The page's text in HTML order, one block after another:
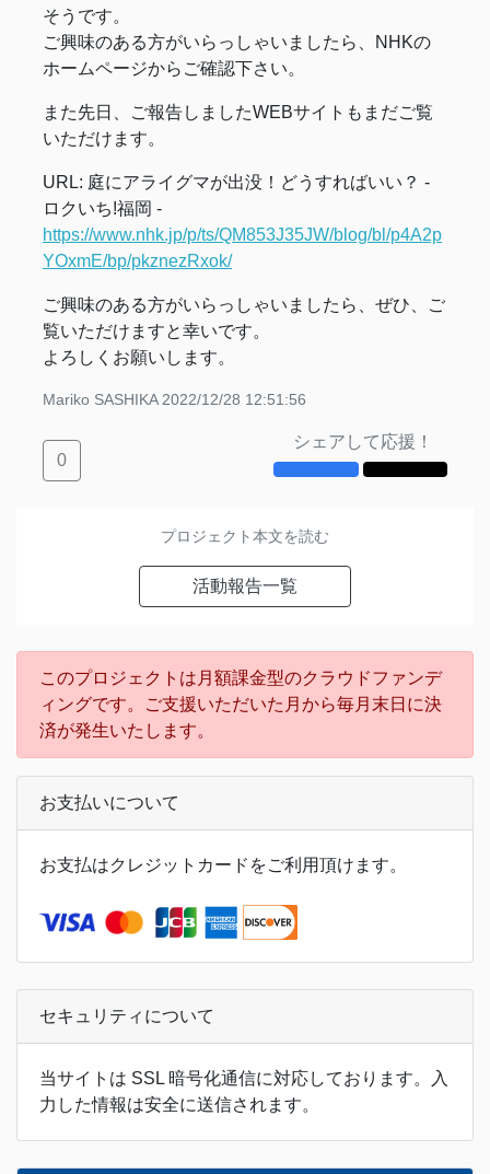
そうです。
ご興味のある方がいらっしゃいましたら、NHKの
ホームページからご確認下さい。
また先日、ご報告しましたWEBサイトもまだご覧
いただけます。
URL: 庭にアライグマが出没！どうすればいい？ -
ロクいち!福岡 -
https://www.nhk.jp/p/ts/QM853J35JW/blog/bl/p4A2p
YOxmE/bp/pkznezRxok/
ご興味のある方がいらっしゃいましたら、ぜひ、ご
覧いただけますと幸いです。
よろしくお願いします。
Mariko SASHIKA 2022/12/28 12:51:56
0
シェアして応援！
プロジェクト本文を読む
活動報告一覧
このプロジェクトは月額課金型のクラウドファンデ
ィングです。ご支援いただいた月から毎月末日に決
済が発生いたします。
お支払いについて
お支払はクレジットカードをご利用頂けます。
セキュリティについて
当サイトは SSL 暗号化通信に対応しております。入
力した情報は安全に送信されます。